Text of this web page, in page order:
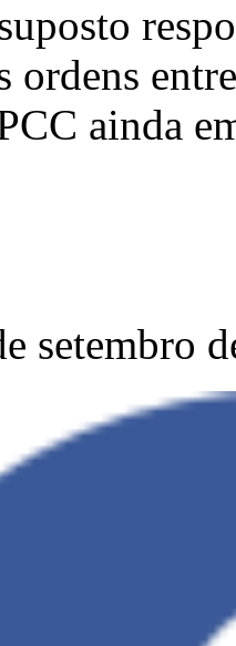
ordens
ainda
setembro